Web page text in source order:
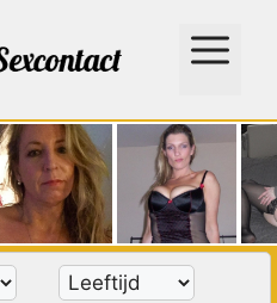
Menu